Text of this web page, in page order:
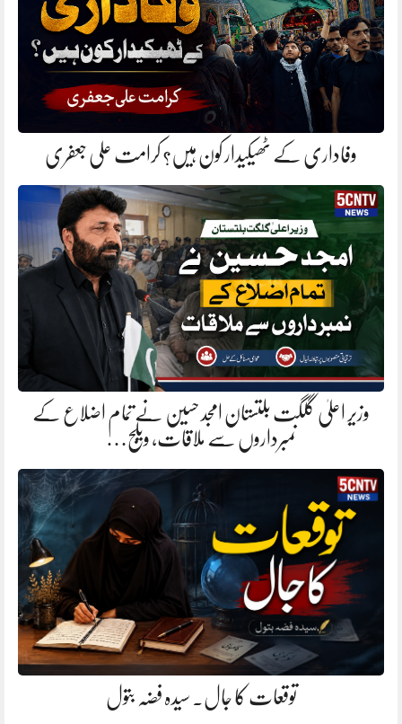
وفاداری کے ٹھیکیدار کون ہیں؟ کرامت علی جعفری
وزیر اعلیٰ گلگت بلتستان امجد حسین نے تمام اضلاع کے
نمبرداروں سے ملاقات، ویلج…
توقعات کا جال. سیدہ فضہ بتول